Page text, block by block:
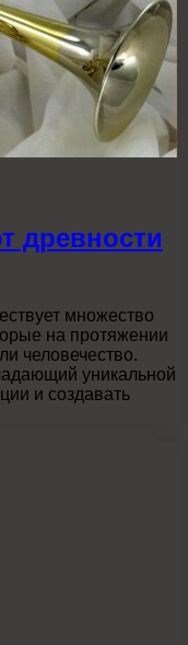
древности
множество
на протяжении
человечество.
уникальной
и создавать